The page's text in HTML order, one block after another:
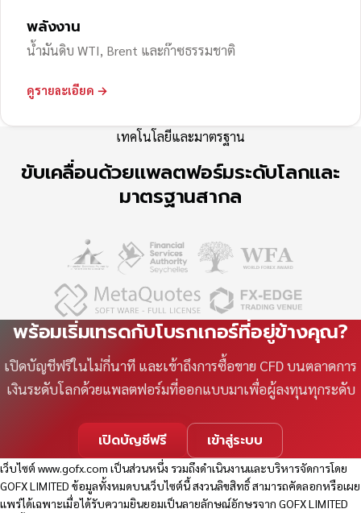
พลังงาน
น้ำมันดิบ WTI, Brent และก๊าซธรรมชาติ
ดูรายละเอียด →
เทคโนโลยีและมาตรฐาน
ขับเคลื่อนด้วยแพลตฟอร์มระดับโลกและ
มาตรฐานสากล
พร้อมเริ่มเทรดกับโบรกเกอร์ที่อยู่ข้างคุณ?
เปิดบัญชีฟรีในไม่กี่นาที และเข้าถึงการซื้อขาย CFD บนตลาดการ
เงินระดับโลกด้วยแพลตฟอร์มที่ออกแบบมาเพื่อผู้ลงทุนทุกระดับ
เปิดบัญชีฟรี เข้าสู่ระบบ
เว็บไซต์www.gofx.com เป็นส่วนหนึ่ง รวมถึงดำเนินงานและบริหารจัดการโดย
GOFX LIMITED ข้อมูลทั้งหมดบนเว็บไซต์นี้ สงวนลิขสิทธิ์ สามารถคัดลอกหรือเผย
แพร่ได้เฉพาะเมื่อได้รับความยินยอมเป็นลายลักษณ์อักษรจาก GOFX LIMITED